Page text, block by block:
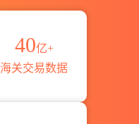
40亿+
海关交易数据